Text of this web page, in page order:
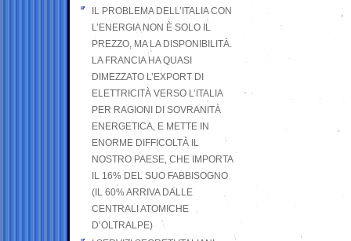
IL PROBLEMA DELL’ITALIA CON
L’ENERGIA NON È SOLO IL
PREZZO, MA LA DISPONIBILITÀ.
LA FRANCIA HA QUASI
DIMEZZATO L’EXPORT DI
ELETTRICITÀ VERSO L’ITALIA
PER RAGIONI DI SOVRANITÀ
ENERGETICA, E METTE IN
ENORME DIFFICOLTÀ IL
NOSTRO PAESE, CHE IMPORTA
IL 16% DEL SUO FABBISOGNO
(IL 60% ARRIVA DALLE
CENTRALI ATOMICHE
D’OLTRALPE)